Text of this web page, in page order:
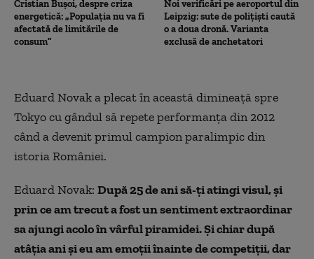
Cristian Bușoi, despre criza
energetică: „Populația nu va fi
afectată de limitările de
consum”
Noi verificări pe aeroportul din
Leipzig: sute de polițiști caută
o a doua dronă. Varianta
exclusă de anchetatori
Eduard Novak a plecat în această dimineaţă spre
Tokyo cu gândul să repete performanţa din 2012
când a devenit primul campion paralimpic din
istoria României.
Eduard Novak: După 25 de ani să-ți atingi visul, și
prin ce am trecut a fost un sentiment extraordinar
sa ajungi acolo în vârful piramidei.Și chiar după
atâția ani și eu am emoții înainte de competiții, dar